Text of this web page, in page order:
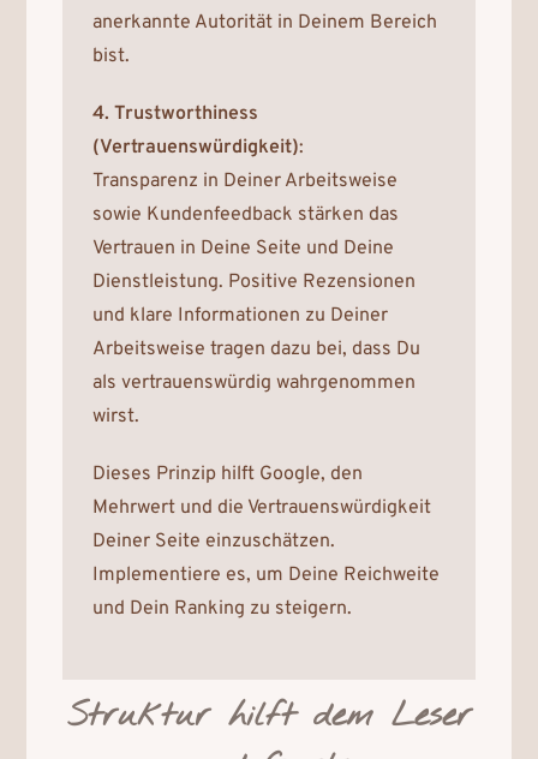
anerkannte Autorität in Deinem Bereich
bist.
4. Trustworthiness
(Vertrauenswürdigkeit):
Transparenz in Deiner Arbeitsweise
sowie Kundenfeedback stärken das
Vertrauen in Deine Seite und Deine
Dienstleistung. Positive Rezensionen
und klare Informationen zu Deiner
Arbeitsweise tragen dazu bei, dass Du
als vertrauenswürdig wahrgenommen
wirst.
Dieses Prinzip hilft Google, den
Mehrwert und die Vertrauenswürdigkeit
Deiner Seite einzuschätzen.
Implementiere es, um Deine Reichweite
und Dein Ranking zu steigern.
Struktur hilft dem Leser